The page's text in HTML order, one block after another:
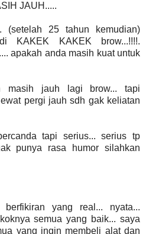
JAUH.....
(setelah 25 tahun kemudian)
KAKEK KAKEK brow...!!!!.
apakah anda masih kuat untuk
masih jauh lagi brow... tapi
pergi jauh sdh gak keliatan
tapi serius... serius tp
punya rasa humor silahkan
yang real... nyata...
semua yang baik... saya
yang ingin membeli alat dan